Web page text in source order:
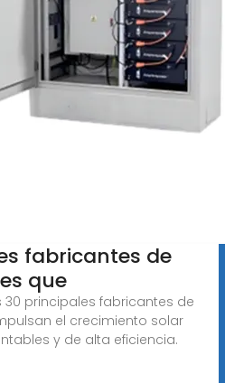
fabricantes de
que
30 principales fabricantes de
el crecimiento solar
y de alta eficiencia.